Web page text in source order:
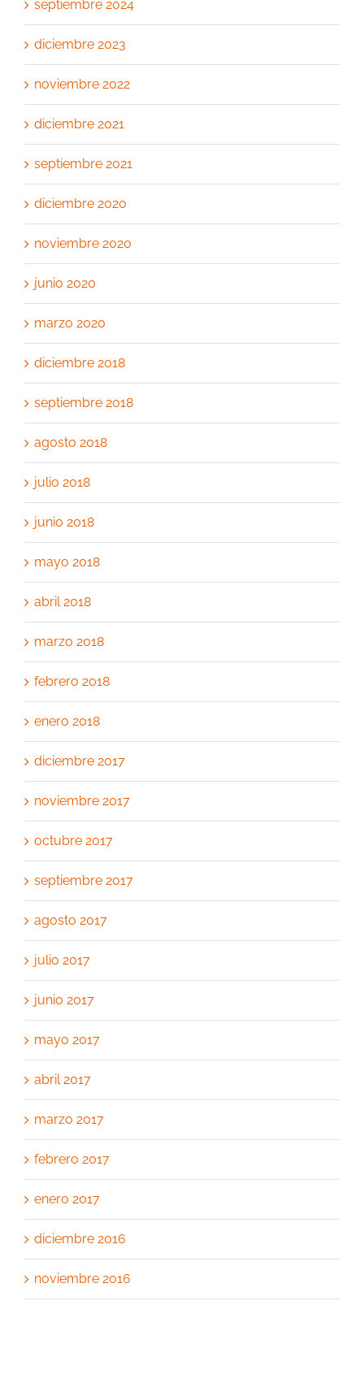
septiembre 2024
diciembre 2023
noviembre 2022
diciembre 2021
septiembre 2021
diciembre 2020
noviembre 2020
junio 2020
marzo 2020
diciembre 2018
septiembre 2018
agosto 2018
julio 2018
junio 2018
mayo 2018
abril 2018
marzo 2018
febrero 2018
enero 2018
diciembre 2017
noviembre 2017
octubre 2017
septiembre 2017
agosto 2017
julio 2017
junio 2017
mayo 2017
abril 2017
marzo 2017
febrero 2017
enero 2017
diciembre 2016
noviembre 2016